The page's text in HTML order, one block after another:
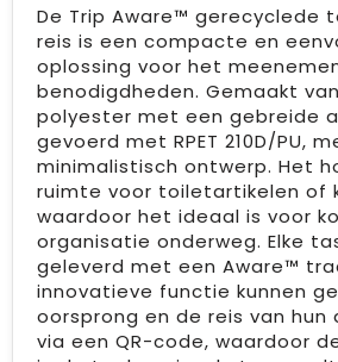
De Trip Aware™ gerecyclede
reis is een compacte en
oplossing voor het
benodigdheden. Gemaakt
polyester met een gebreide
gevoerd met RPET 210D/PU,
minimalistisch ontwerp. Het
ruimte voor toiletartikelen of
waardoor het ideaal is voor
organisatie onderweg. Elke
geleverd met een Aware™
innovatieve functie kunnen
oorsprong en de reis van hun
via een QR-code, waardoor